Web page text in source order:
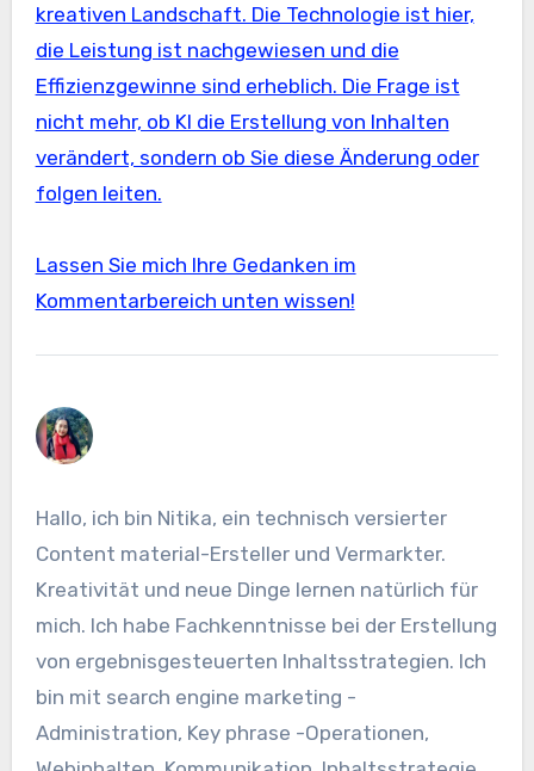
kreativen Landschaft. Die Technologie ist hier,
die Leistung ist nachgewiesen und die
Effizienzgewinne sind erheblich. Die Frage ist
nicht mehr, ob KI die Erstellung von Inhalten
verändert, sondern ob Sie diese Änderung oder
folgen leiten.
Lassen Sie mich Ihre Gedanken im
Kommentarbereich unten wissen!
Hallo, ich bin Nitika, ein technisch versierter
Content material-Ersteller und Vermarkter.
Kreativität und neue Dinge lernen natürlich für
mich. Ich habe Fachkenntnisse bei der Erstellung
von ergebnisgesteuerten Inhaltsstrategien. Ich
bin mit search engine marketing -
Administration, Key phrase -Operationen,